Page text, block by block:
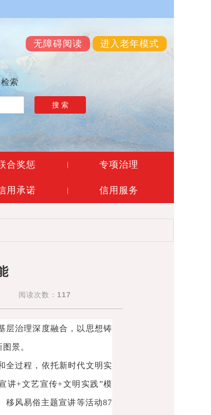
无障碍阅读 进入老年模式
索
搜 索
合奖惩 专项治理
用承诺 信用服务
阅读次数： 117
层治理深度融合，以思想铸
景。
全过程，依托新时代文明实
讲+文艺宣传+文明实践”模
移风易俗主题宣讲等活动87